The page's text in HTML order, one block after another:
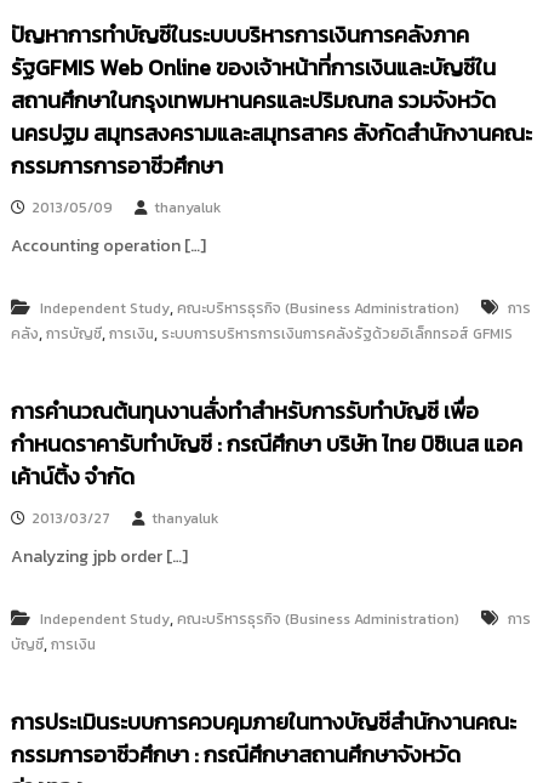
ปัญหาการทำบัญชีในระบบบริหารการเงินการคลังภาค
รัฐGFMIS Web Online ของเจ้าหน้าที่การเงินและบัญชีใน
สถานศึกษาในกรุงเทพมหานครและปริมณฑล รวมจังหวัด
นครปฐม สมุทรสงครามและสมุทรสาคร สังกัดสำนักงานคณะ
กรรมการการอาชีวศึกษา
2013/05/09 thanyaluk
Accounting operation […]
Independent Study,คณะบริหารธุรกิจ (Business Administration)
การ
คลัง,การบัญชี,การเงิน, ระบบการบริหารการเงินการคลังรัฐด้วยอิเล็กทรอส์ GFMIS
การคำนวณต้นทุนงานสั่งทำสำหรับการรับทำบัญชี เพื่อ
กำหนดราคารับทำบัญชี : กรณีศึกษา บริษัท ไทย บิซิเนส แอค
เค้าน์ติ้ง จำกัด
2013/03/27 thanyaluk
Analyzing jpb order […]
Independent Study,คณะบริหารธุรกิจ (Business Administration)
การ
บัญชี,การเงิน
การประเมินระบบการควบคุมภายในทางบัญชีสำนักงานคณะ
กรรมการอาชีวศึกษา : กรณีศึกษาสถานศึกษาจังหวัด